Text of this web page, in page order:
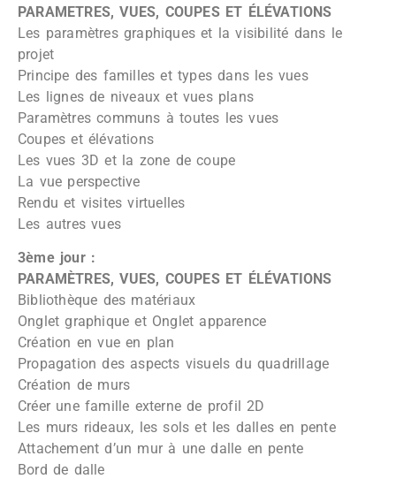
PARAMETRES, VUES, COUPES ET ÉLÉVATIONS
Les paramètres graphiques et la visibilité dans le
projet
Principe des familles et types dans les vues
Les lignes de niveaux et vues plans
Paramètres communs à toutes les vues
Coupes et élévations
Les vues 3D et la zone de coupe
La vue perspective
Rendu et visites virtuelles
Les autres vues
3ème jour :
PARAMÈTRES, VUES, COUPES ET ÉLÉVATIONS
Bibliothèque des matériaux
Onglet graphique et Onglet apparence
Création en vue en plan
Propagation des aspects visuels du quadrillage
Création de murs
Créer une famille externe de profil 2D
Les murs rideaux, les sols et les dalles en pente
Attachement d’un mur à une dalle en pente
Bord de dalle